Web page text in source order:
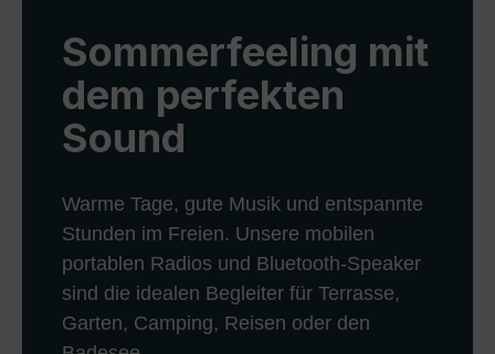
Sommerfeeling mit
dem perfekten
Sound
Warme Tage, gute Musik und entspannte
Stunden im Freien. Unsere mobilen
portablen Radios und Bluetooth-Speaker
sind die idealen Begleiter für Terrasse,
Garten, Camping, Reisen oder den